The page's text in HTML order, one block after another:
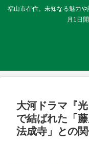
福山市在住。未知なる魅力
月1日
大河ドラマ『
で結ばれた「
法成寺」との